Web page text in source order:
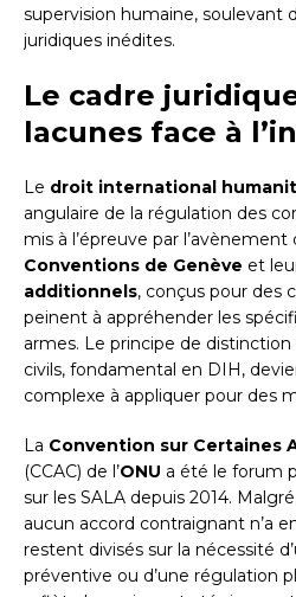
supervision humaine, soulevant
juridiques inédites.
Le cadre
lacunes face à
Le droit international
angulaire de la régulation des
mis à l’épreuve par l’avènement
Conventions de Genève et
additionnels, conçus pour des
peinent à appréhender les
armes. Le principe de
civils, fondamental en DIH,
complexe à appliquer pour des
La Convention sur Certaines
(CCAC) de l’ONU a été le forum
sur les SALA depuis 2014.
aucun accord contraignant n’a
restent divisés sur la nécessité
préventive ou d’une régulation